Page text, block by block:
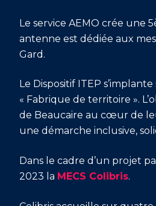
Le service AEMO crée une
antenne est dédiée aux
Gard.
Le Dispositif ITEP
« Fabrique de territoire ».
de Beaucaire au cœur de
une démarche inclusive,
Dans le cadre d’un projet
2023 la MECS Colibris.